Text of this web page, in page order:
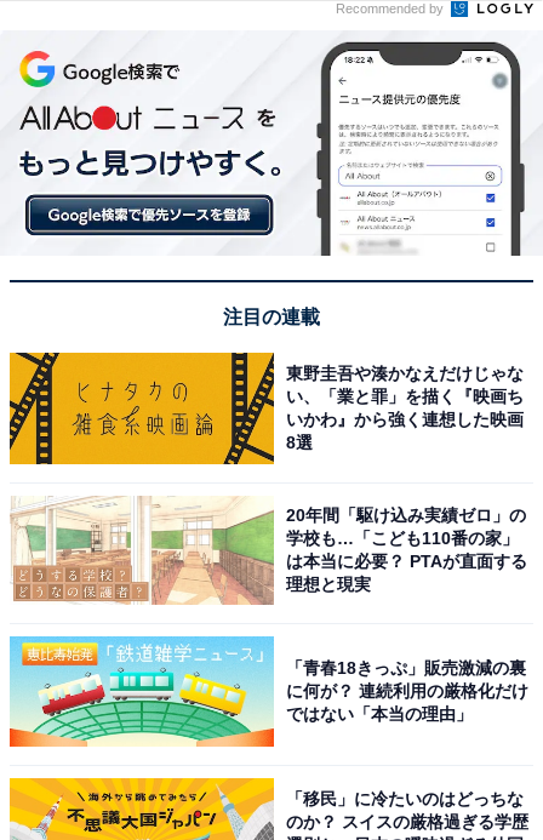
Amazonで見る
REGZA「65Z570L」
REGZA レグザ テレビ 65Z570L (65インチ / 4K テレビ/倍
速液晶/Dolby Atomos/ダブルチューナー / 2番組同時録画
/ スマートテレビ / 2022年モデル)
Amazonで見る
Recommended by
注目の連載
東野圭吾や湊かなえだけじゃな
い、「業と罪」を描く『映画ち
いかわ』から強く連想した映画
8選
20年間「駆け込み実績ゼロ」の
学校も…「こども110番の家」
は本当に必要？ PTAが直面する
理想と現実
「青春18きっぷ」販売激減の裏
に何が？ 連続利用の厳格化だけ
ではない「本当の理由」
「移民」に冷たいのはどっちな
のか？ スイスの厳格過ぎる学歴